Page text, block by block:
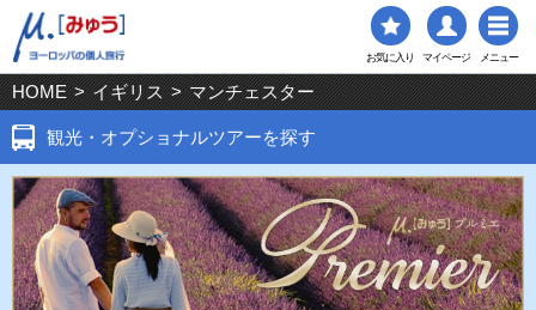
お気に入り マイページ メニュー
HOME > イギリス > マンチェスター
観光・オプショナルツアーを探す